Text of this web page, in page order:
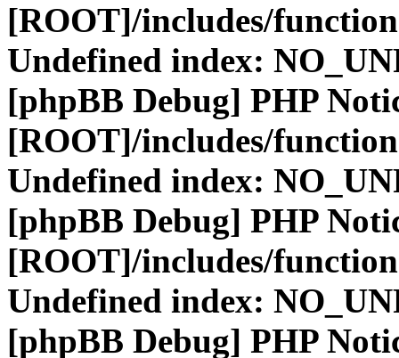
[ROOT]/includes/
Undefined index:
[phpBB Debug] PHP
[ROOT]/includes/
Undefined index:
[phpBB Debug] PHP
[ROOT]/includes/
Undefined index:
[phpBB Debug] PHP